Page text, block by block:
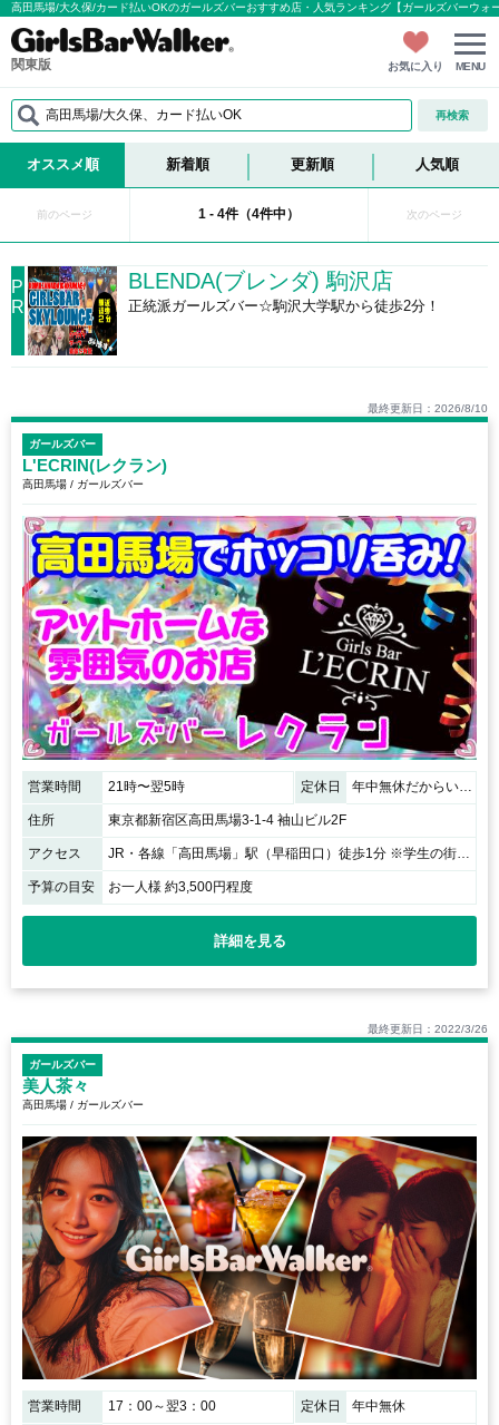
高田馬場/大久保/カード払いOKのガールズバーおすすめ店・人気ランキング【ガールズバーウォ
関東版 お気に入り MENU
高田馬場/大久保、カード払いOK 再検索
オススメ順 新着順 更新順 人気順
前のページ 1 - 4件（4件中） 次のページ
P
R
BLENDA(ブレンダ) 駒沢店
正統派ガールズバー☆駒沢大学駅から徒歩2分！
最終更新日：2026/8/10
ガールズバー
L'ECRIN(レクラン)
高田馬場 / ガールズバー
営業時間 21時〜翌5時 定休日 年中無休だからいつでも遊びにいらしてください♪
住所 東京都新宿区高田馬場3-1-4 袖山ビル2F
アクセス
予算の目安 お一人様 約3,500円程度
詳細を見る
最終更新日：2022/3/26
ガールズバー
美人茶々
高田馬場 / ガールズバー
営業時間 17：00～翌3：00 定休日 年中無休